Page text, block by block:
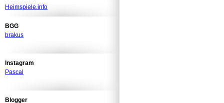
Heimspiele.info
BGG
brakus
Instagram
Pascal
Blogger